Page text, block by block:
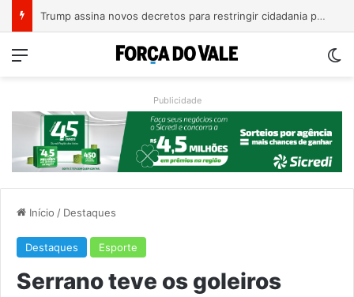
A Balsa Vicentina do Rio Guaporé
Menu
Publicidade
Início / Destaques
Destaques Esporte
Serrano teve os goleiros